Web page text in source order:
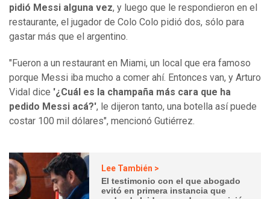
pidió Messi alguna vez, y luego que le respondieron en el
restaurante, el jugador de Colo Colo pidió dos, sólo para
gastar más que el argentino.
"Fueron a un restaurant en Miami, un local que era famoso
porque Messi iba mucho a comer ahí. Entonces van, y Arturo
Vidal dice '¿Cuál es la champaña más cara que ha
pedido Messi acá?', le dijeron tanto, una botella así puede
costar 100 mil dólares", mencionó Gutiérrez.
Lee También >
El testimonio con el que abogado
evitó en primera instancia que